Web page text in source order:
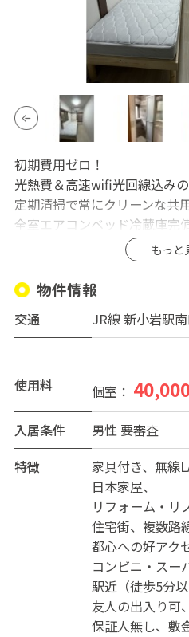
初期費用ゼロ！
光熱費＆高速wifi光回線込みの
定期清掃で常にクリーンな共
全室エアコンベッド冷蔵庫完
JR新小岩駅南口より徒歩3分
秋葉原・東京13分、新橋・品
駅前商店街・西友・ドンキホ
プライベート個室と共同スペ
ャワー)
敷金・礼金・保証金すべて不
住み心地がとても良く、いつ
(入居者より)
もっと
物件情報
交通 JR線 新小岩駅
使用料 個室：
入居条件
男性 要審査
特徴
家具付き 無線
日本家屋
リフォーム・リ
住宅街
複数路
都心への好アク
コンビニ・スー
駅近（徒歩5分以
友人の出入り可
保証人無し
敷